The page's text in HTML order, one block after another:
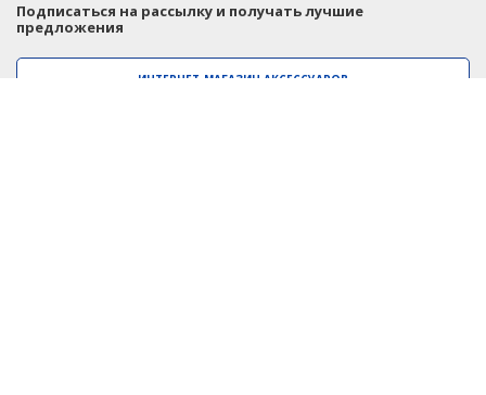
Подписаться на рассылку и получать лучшие
предложения
ИНТЕРНЕТ-МАГАЗИН АКСЕССУАРОВ